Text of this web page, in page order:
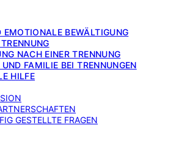
EMOTIONALE BEWÄLTIGUNG
NACH EINER TRENNUNG
FAMILIE BEI TRENNUNGEN
HILFE
GESTELLTE FRAGEN